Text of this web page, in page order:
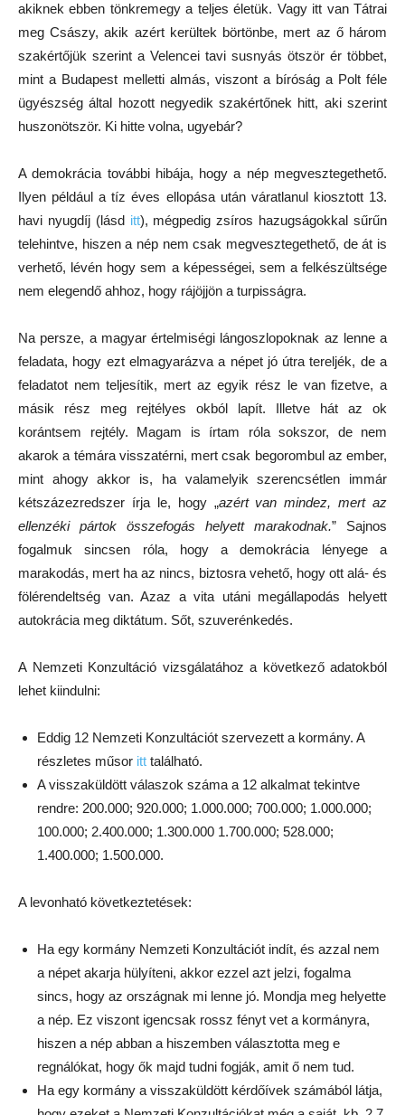
akiknek ebben tönkremegy a teljes életük. Vagy itt van Tátrai
meg Császy, akik azért kerültek börtönbe, mert az ő három
szakértőjük szerint a Velencei tavi susnyás ötször ér többet,
mint a Budapest melletti almás, viszont a bíróság a Polt féle
ügyészség által hozott negyedik szakértőnek hitt, aki szerint
huszonötször. Ki hitte volna, ugyebár?
A demokrácia további hibája, hogy a nép megvesztegethető.
Ilyen például a tíz éves ellopása után váratlanul kiosztott 13.
havi nyugdíj (lásd itt), mégpedig zsíros hazugságokkal sűrűn
telehintve, hiszen a nép nem csak megvesztegethető, de át is
verhető, lévén hogy sem a képességei, sem a felkészültsége
nem elegendő ahhoz, hogy rájöjjön a turpisságra.
Na persze, a magyar értelmiségi lángoszlopoknak az lenne a
feladata, hogy ezt elmagyarázva a népet jó útra tereljék, de a
feladatot nem teljesítik, mert az egyik rész le van fizetve, a
másik rész meg rejtélyes okból lapít. Illetve hát az ok
korántsem rejtély. Magam is írtam róla sokszor, de nem
akarok a témára visszatérni, mert csak begorombul az ember,
mint ahogy akkor is, ha valamelyik szerencsétlen immár
kétszázezredszer írja le, hogy „azért van mindez, mert az
ellenzéki pártok összefogás helyett marakodnak.” Sajnos
fogalmuk sincsen róla, hogy a demokrácia lényege a
marakodás, mert ha az nincs, biztosra vehető, hogy ott alá- és
fölérendeltség van. Azaz a vita utáni megállapodás helyett
autokrácia meg diktátum. Sőt, szuverénkedés.
A Nemzeti Konzultáció vizsgálatához a következő adatokból
lehet kiindulni:
Eddig 12 Nemzeti Konzultációt szervezett a kormány. A
részletes műsor itt található.
A visszaküldött válaszok száma a 12 alkalmat tekintve
rendre: 200.000; 920.000; 1.000.000; 700.000; 1.000.000;
100.000; 2.400.000; 1.300.000 1.700.000; 528.000;
1.400.000; 1.500.000.
A levonható következtetések:
Ha egy kormány Nemzeti Konzultációt indít, és azzal nem
a népet akarja hülyíteni, akkor ezzel azt jelzi, fogalma
sincs, hogy az országnak mi lenne jó. Mondja meg helyette
a nép. Ez viszont igencsak rossz fényt vet a kormányra,
hiszen a nép abban a hiszemben választotta meg e
regnálókat, hogy ők majd tudni fogják, amit ő nem tud.
Ha egy kormány a visszaküldött kérdőívek számából látja,